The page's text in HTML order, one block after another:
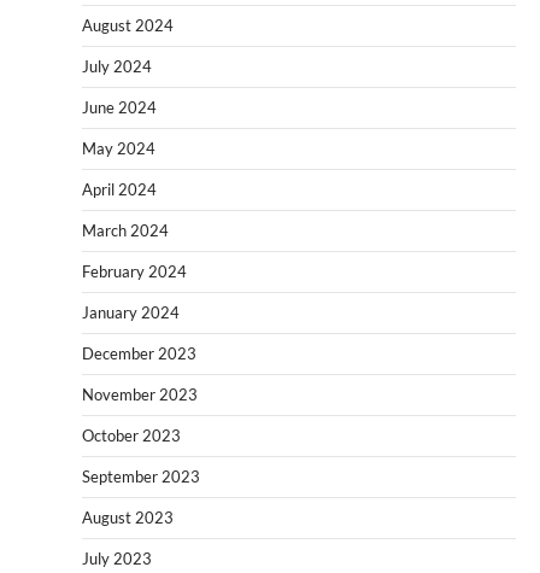
August 2024
July 2024
June 2024
May 2024
April 2024
March 2024
February 2024
January 2024
December 2023
November 2023
October 2023
September 2023
August 2023
July 2023